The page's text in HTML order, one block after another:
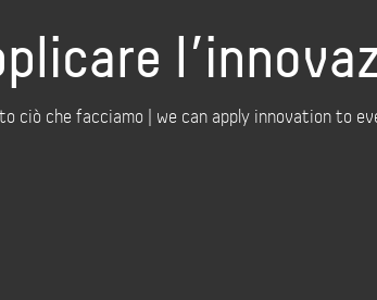
ciò che facciamo | we can apply innovation to